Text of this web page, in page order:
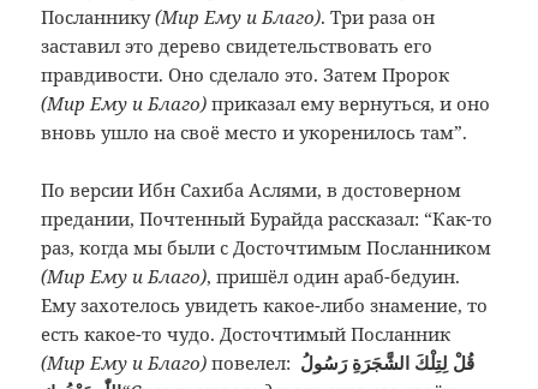
Посланнику(Мир Ему и Благо). Три раза он
заставил это дерево свидетельствовать его
правдивости. Оно сделало это. Затем Пророк
(Мир Ему и Благо) приказал ему вернуться, и оно
вновь ушло на своё место и укоренилось там”.
По версии Ибн Сахиба Аслями, в достоверном
предании, Почтенный Бурайда рассказал: “Как-то
раз, когда мы были с Досточтимым Посланником
(Мир Ему и Благо), пришёл один араб-бедуин.
Ему захотелось увидеть какое-либо знамение, то
есть какое-то чудо. Досточтимый Посланник
(Мир Ему и Благо) повелел: قُلْ لِتِلْكَ الشَّجَرَةِ رَسُولُ